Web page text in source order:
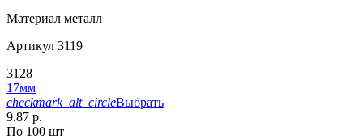
Материал металл
Артикул 3119
3128
17мм
checkmark_alt_circleВыбрать
9.87 р.
По 100 шт